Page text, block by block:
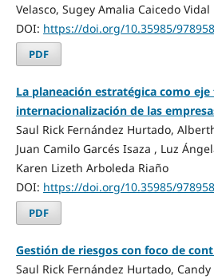
Velasco, Sugey Amalia Caicedo Vidal
DOI: https://doi.org/10.35985/
PDF
La planeación estratégica como
internacionalización de las
Saul Rick Fernández Hurtado,
Juan Camilo Garcés Isaza , Luz
Karen Lizeth Arboleda Riaño
DOI: https://doi.org/10.35985/
PDF
Gestión de riesgos con foco de
Saul Rick Fernández Hurtado, Candy